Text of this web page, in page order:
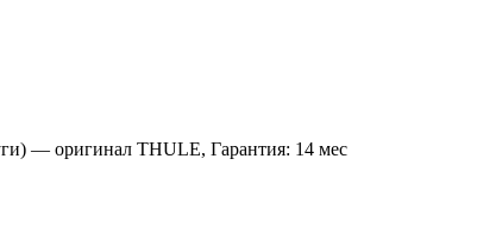
— оригинал THULE, Гарантия: 14 мес